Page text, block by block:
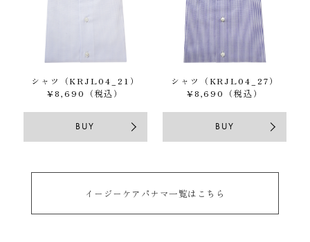
シャツ（KRJL04_21）
¥8,690（税込）
BUY
シャツ（KRJL04_27）
¥8,690（税込）
BUY
イージーケアパナマ一覧はこちら